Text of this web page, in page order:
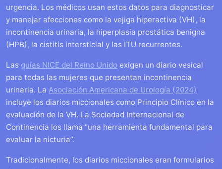
urgencia. Los médicos usan estos datos para diagnosticar
y manejar afecciones como la vejiga hiperactiva (VH), la
incontinencia urinaria, la hiperplasia prostática benigna
(HPB), la cistitis intersticial y las ITU recurrentes.
Las guías NICE del Reino Unido exigen un diario vesical
para todas las mujeres que presentan incontinencia
urinaria. La Asociación Americana de Urología (2024)
incluye los diarios miccionales como Principio Clínico en la
evaluación de la VH. La Sociedad Internacional de
Continencia los llama “una herramienta fundamental para
evaluar la nicturia”.
Tradicionalmente, los diarios miccionales eran formularios